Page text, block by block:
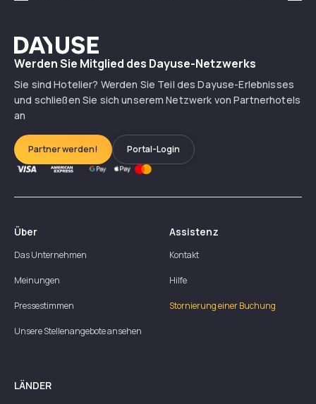
Dayuse
Werden Sie Mitglied des Dayuse-Netzwerks
Sie sind Hotelier? Werden Sie Teil des Dayuse-Erlebnisses
und schließen Sie sich unserem Netzwerk von Partnerhotels
an
Partner werden! Portal-Login
Über
Das Unternehmen
Meinungen
Pressestimmen
Unsere Stellenangebote ansehen
Assistenz
Kontakt
Hilfe
Stornierung einer Buchung
LÄNDER